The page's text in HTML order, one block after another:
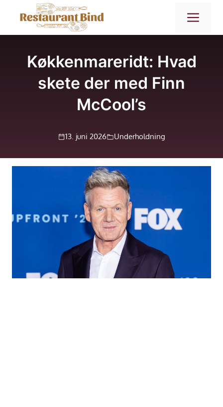
indhold
Køkkenmareridt: Hvad
skete der med Finn
McCool’s
13. juni 2026 Underholdning